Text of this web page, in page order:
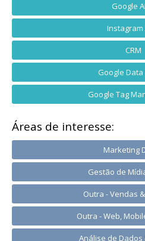
Google
Instagram
CRM
Google
Google Tag
Áreas de interesse:
Marketing
Gestão de
Outra - Vendas
Outra - Web,
Análise de Dados